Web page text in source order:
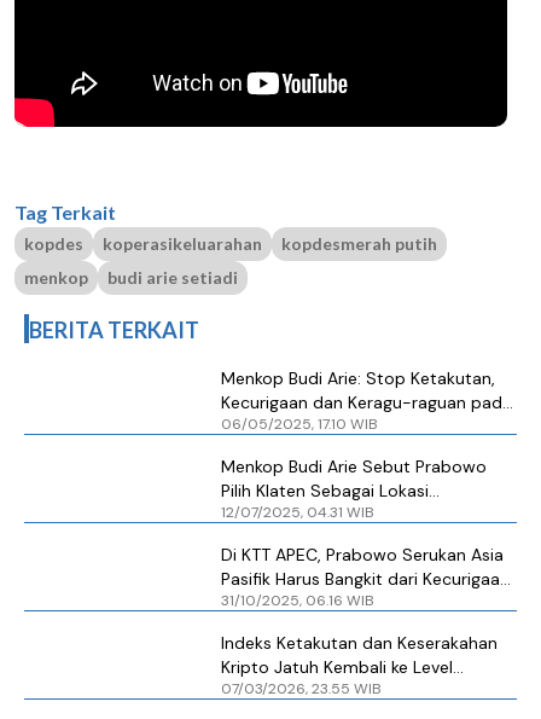
Tag Terkait
kopdes koperasikeluarahan
kopdesmerah putih
menkop
budi arie setiadi
BERITA TERKAIT
Menkop Budi Arie: Stop Ketakutan,
Kecurigaan dan Keragu-raguan pada
Program Koperasi Desa/Kelurahan
06/05/2025, 17.10 WIB
Menkop Budi Arie Sebut Prabowo
Pilih Klaten Sebagai Lokasi
Peluncuran Koperasi Desa Merah
12/07/2025, 04.31 WIB
Di KTT APEC, Prabowo Serukan Asia
Pasifik Harus Bangkit dari Kecurigaan
dan Ketakutan
31/10/2025, 06.16 WIB
Indeks Ketakutan dan Keserakahan
Kripto Jatuh Kembali ke Level
Ketakutan Ekstrem
07/03/2026, 23.55 WIB